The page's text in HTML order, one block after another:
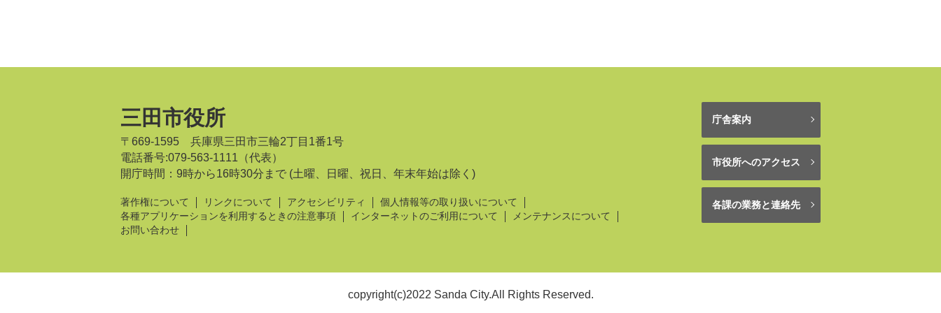
三田市役所
〒669-1595 兵庫県三田市三輪2丁目1番1号
電話番号:079-563-1111（代表）
開庁時間：9時から16時30分まで (土曜、日曜、祝日、年末年始は除く)
著作権について リンクについて アクセシビリティ
個人情報等の取り扱いについて
各種アプリケーションを利用するときの注意事項
インターネットのご利用について
メンテナンスについて
お問い合わせ
庁舎案内
市役所へのアクセス
各課の業務と連絡先
copyright(c)2022 Sanda City.All Rights Reserved.